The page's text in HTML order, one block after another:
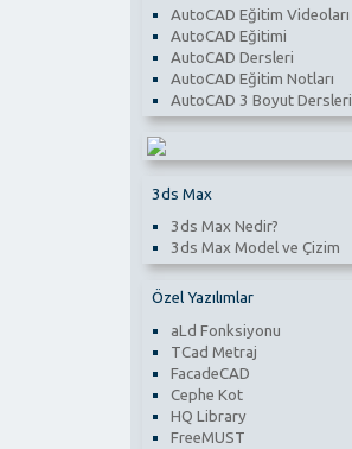
AutoCAD Eğitim Videoları
AutoCAD Eğitimi
AutoCAD Dersleri
AutoCAD Eğitim Notları
AutoCAD 3 Boyut Dersleri
3ds Max
3ds Max Nedir?
3ds Max Model ve Çizim
Özel Yazılımlar
aLd Fonksiyonu
TCad Metraj
FacadeCAD
Cephe Kot
HQ Library
FreeMUST